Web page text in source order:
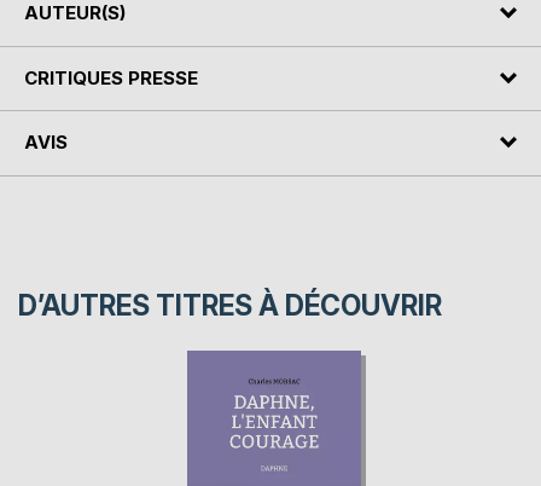
AUTEUR(S)
CRITIQUES PRESSE
AVIS
D’AUTRES TITRES À DÉCOUVRIR